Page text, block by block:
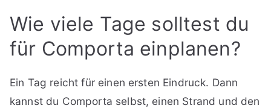
Wie viele Tage solltest du
für Comporta einplanen?
Ein Tag reicht für einen ersten Eindruck. Dann
kannst du Comporta selbst, einen Strand und den